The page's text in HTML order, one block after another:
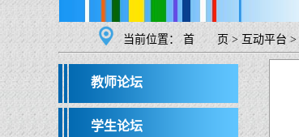
当前位置：首 页>互动平台>
教师论坛
学生论坛